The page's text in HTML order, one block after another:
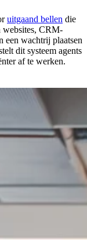
uitgaand bellen die
websites, CRM-
een wachtrij plaatsen
dit systeem agents
af te werken.